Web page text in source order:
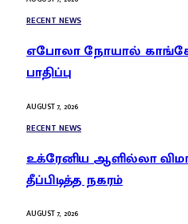
RECENT NEWS
எபோலா நோயால்
பாதிப்பு
AUGUST 7, 2026
RECENT NEWS
உக்ரேனிய ஆளில்லா
தீப்பிடித்த நகரம்
AUGUST 7, 2026